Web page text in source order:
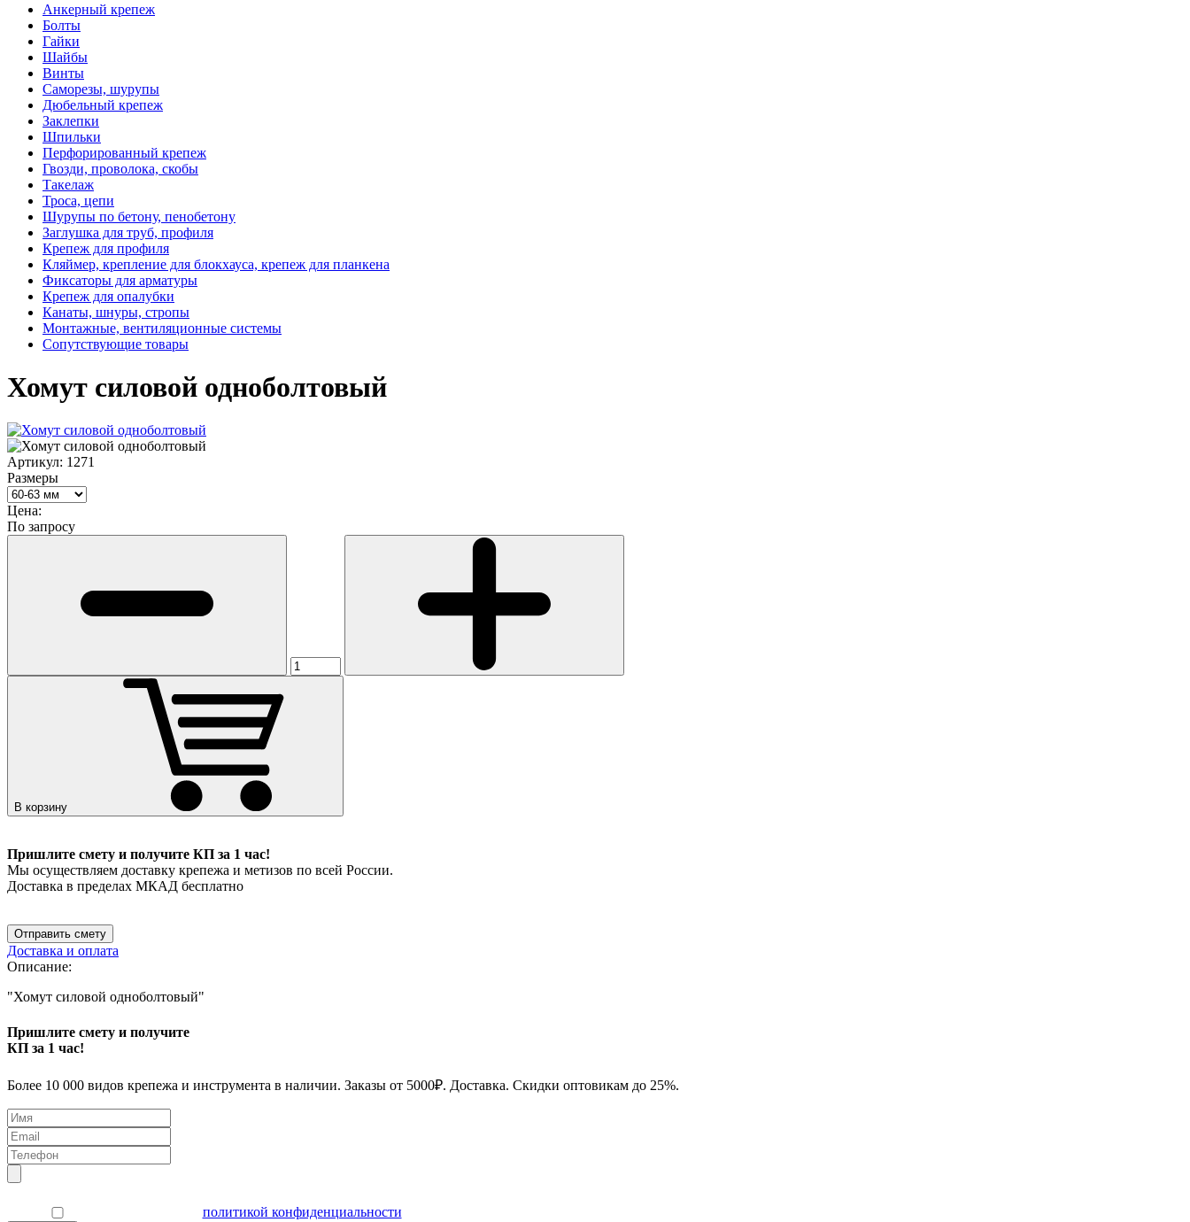
Анкерный крепеж
Болты
Гайки
Шайбы
Винты
Саморезы, шурупы
Дюбельный крепеж
Заклепки
Шпильки
Перфорированный крепеж
Гвозди, проволока, скобы
Такелаж
Троса, цепи
Шурупы по бетону, пенобетону
Заглушка для труб, профиля
Крепеж для профиля
Кляймер, крепление для блокхауса, крепеж для планкена
Фиксаторы для арматуры
Крепеж для опалубки
Канаты, шнуры, стропы
Монтажные, вентиляционные системы
Сопутствующие товары
Хомут силовой одноболтовый
Артикул: 1271
Размеры
Цена:
По запросу
В корзину
Пришлите смету и получите КП за 1 час!
Мы осуществляем доставку крепежа и метизов по всей России.
Доставка в пределах МКАД бесплатно
Отправить смету
Доставка и оплата
Описание:
"Хомут силовой одноболтовый"
Пришлите смету и получите
КП за 1 час!
Более 10 000 видов крепежа и инструмента в наличии. Заказы от 5000₽. Доставка. Скидки оптовикам до 25%.
политикой конфиденциальности